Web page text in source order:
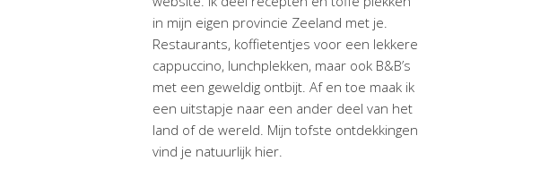
in mijn eigen provincie Zeeland met je.
Restaurants, koffietentjes voor een lekkere
cappuccino, lunchplekken, maar ook B&B’s
met een geweldig ontbijt. Af en toe maak ik
een uitstapje naar een ander deel van het
land of de wereld. Mijn tofste ontdekkingen
vind je natuurlijk hier.